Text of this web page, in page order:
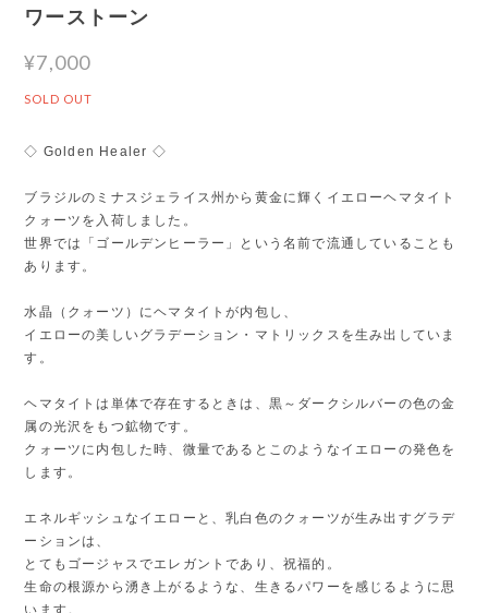
ワーストーン
¥7,000
SOLD OUT
◇ Golden Healer ◇
ブラジルのミナスジェライス州から黄金に輝くイエローヘマタイト
クォーツを入荷しました。
世界では「ゴールデンヒーラー」という名前で流通していることも
あります。
水晶（クォーツ）にヘマタイトが内包し、
イエローの美しいグラデーション・マトリックスを生み出していま
す。
ヘマタイトは単体で存在するときは、黒～ダークシルバーの色の金
属の光沢をもつ鉱物です。
クォーツに内包した時、微量であるとこのようなイエローの発色を
します。
エネルギッシュなイエローと、乳白色のクォーツが生み出すグラデ
ーションは、
とてもゴージャスでエレガントであり、祝福的。
生命の根源から湧き上がるような、生きるパワーを感じるように思
います。